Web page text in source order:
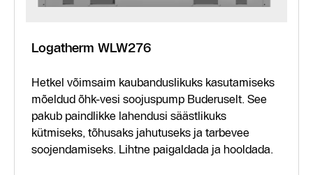
Logatherm WLW276
Hetkel võimsaim kaubanduslikuks kasutamiseks
mõeldud õhk-vesi soojuspump Buderuselt. See
pakub paindlikke lahendusi säästlikuks
kütmiseks, tõhusaks jahutuseks ja tarbevee
soojendamiseks. Lihtne paigaldada ja hooldada.